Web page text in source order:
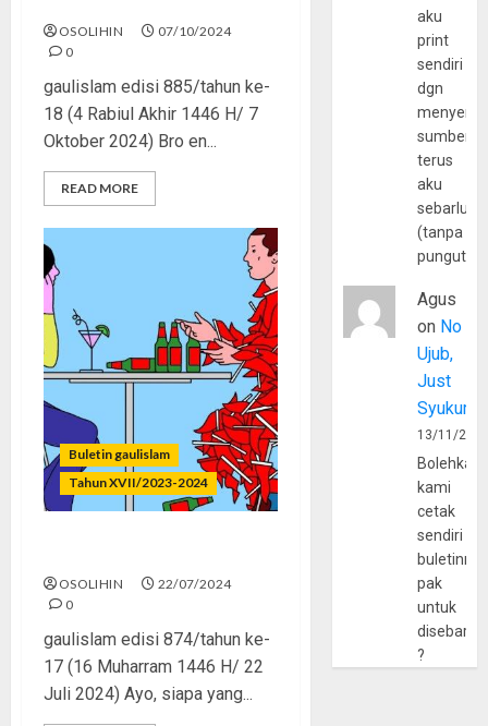
OSOLIHIN
07/10/2024
0
gaulislam edisi 885/tahun ke-
18 (4 Rabiul Akhir 1446 H/ 7
Oktober 2024) Bro en...
READ MORE
Buletin gaulislam
Tahun XVII/2023-2024
OSOLIHIN
22/07/2024
0
gaulislam edisi 874/tahun ke-
17 (16 Muharram 1446 H/ 22
Juli 2024) Ayo, siapa yang...
aku
print
sendiri
dgn
sumber
terus
aku
(tanpa
Agus
on No
Ujub,
Just
Syukur
13/11/
Bolehkah
kami
cetak
sendiri
pak
untuk
?